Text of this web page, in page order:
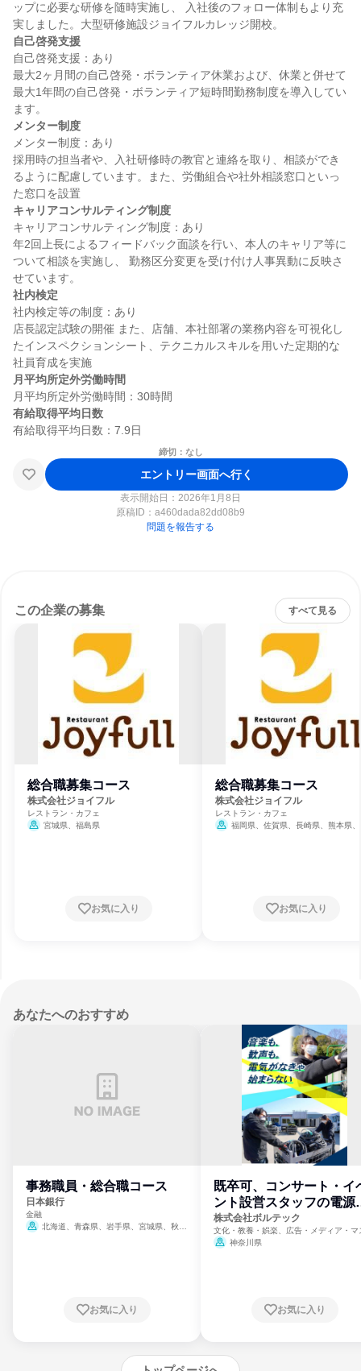
ップに必要な研修を随時実施し、 入社後のフォロー体制もより充
自己啓発支援
自己啓発支援：あり
最大2ヶ月間の自己啓発・ボランティア休業および、休業と併せて
最大1年間の自己啓発・ボランティア短時間勤務制度を導入してい
メンター制度
メンター制度：あり
採用時の担当者や、入社研修時の教官と連絡を取り、相談ができ
るように配慮しています。また、労働組合や社外相談窓口といっ
キャリアコンサルティング制度
キャリアコンサルティング制度：あり
年2回上長によるフィードバック面談を行い、本人のキャリア等に
ついて相談を実施し、 勤務区分変更を受け付け人事異動に反映さ
社内検定
社内検定等の制度：あり
店長認定試験の開催 また、店舗、本社部署の業務内容を可視化し
たインスペクションシート、テクニカルスキルを用いた定期的な
月平均所定外労働時間
有給取得平均日数
締切：なし
エントリー画面へ行く
表示開始日：2026年1月8日
原稿ID： a460dada82dd08b9
問題を報告する
この企業の募集 すべて見る
総合職募集コース
株式会社ジョイフル
レストラン・カフェ
宮城県、福島県
お気に入り
総合職募集コース
株式会社ジョイフル
レストラン・カフェ
福岡県、佐賀県、長崎県、熊本県
お気に入り
あなたへのおすすめ
事務職員・総合職コース
日本銀行
金融
北海道、青森県、岩手県、宮城県、秋田
崎県、熊本県、大分県、宮崎県、鹿児島県、
お気に入り
既卒可、コンサート・イ
ント設営スタッフの電源
門
株式会社ボルテック
文化・教養・娯楽、広告・メディア・マ
ミ、電力・ガス・水道・エネルギー
神奈川県
お気に入り